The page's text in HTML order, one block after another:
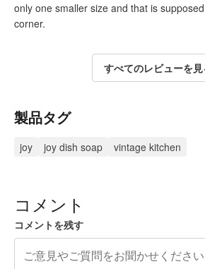
only one smaller size and that is
corner.
すべてのレビューを見
製品タグ
joy joy dish soap vintage kitchen
コメント
コメントを残す